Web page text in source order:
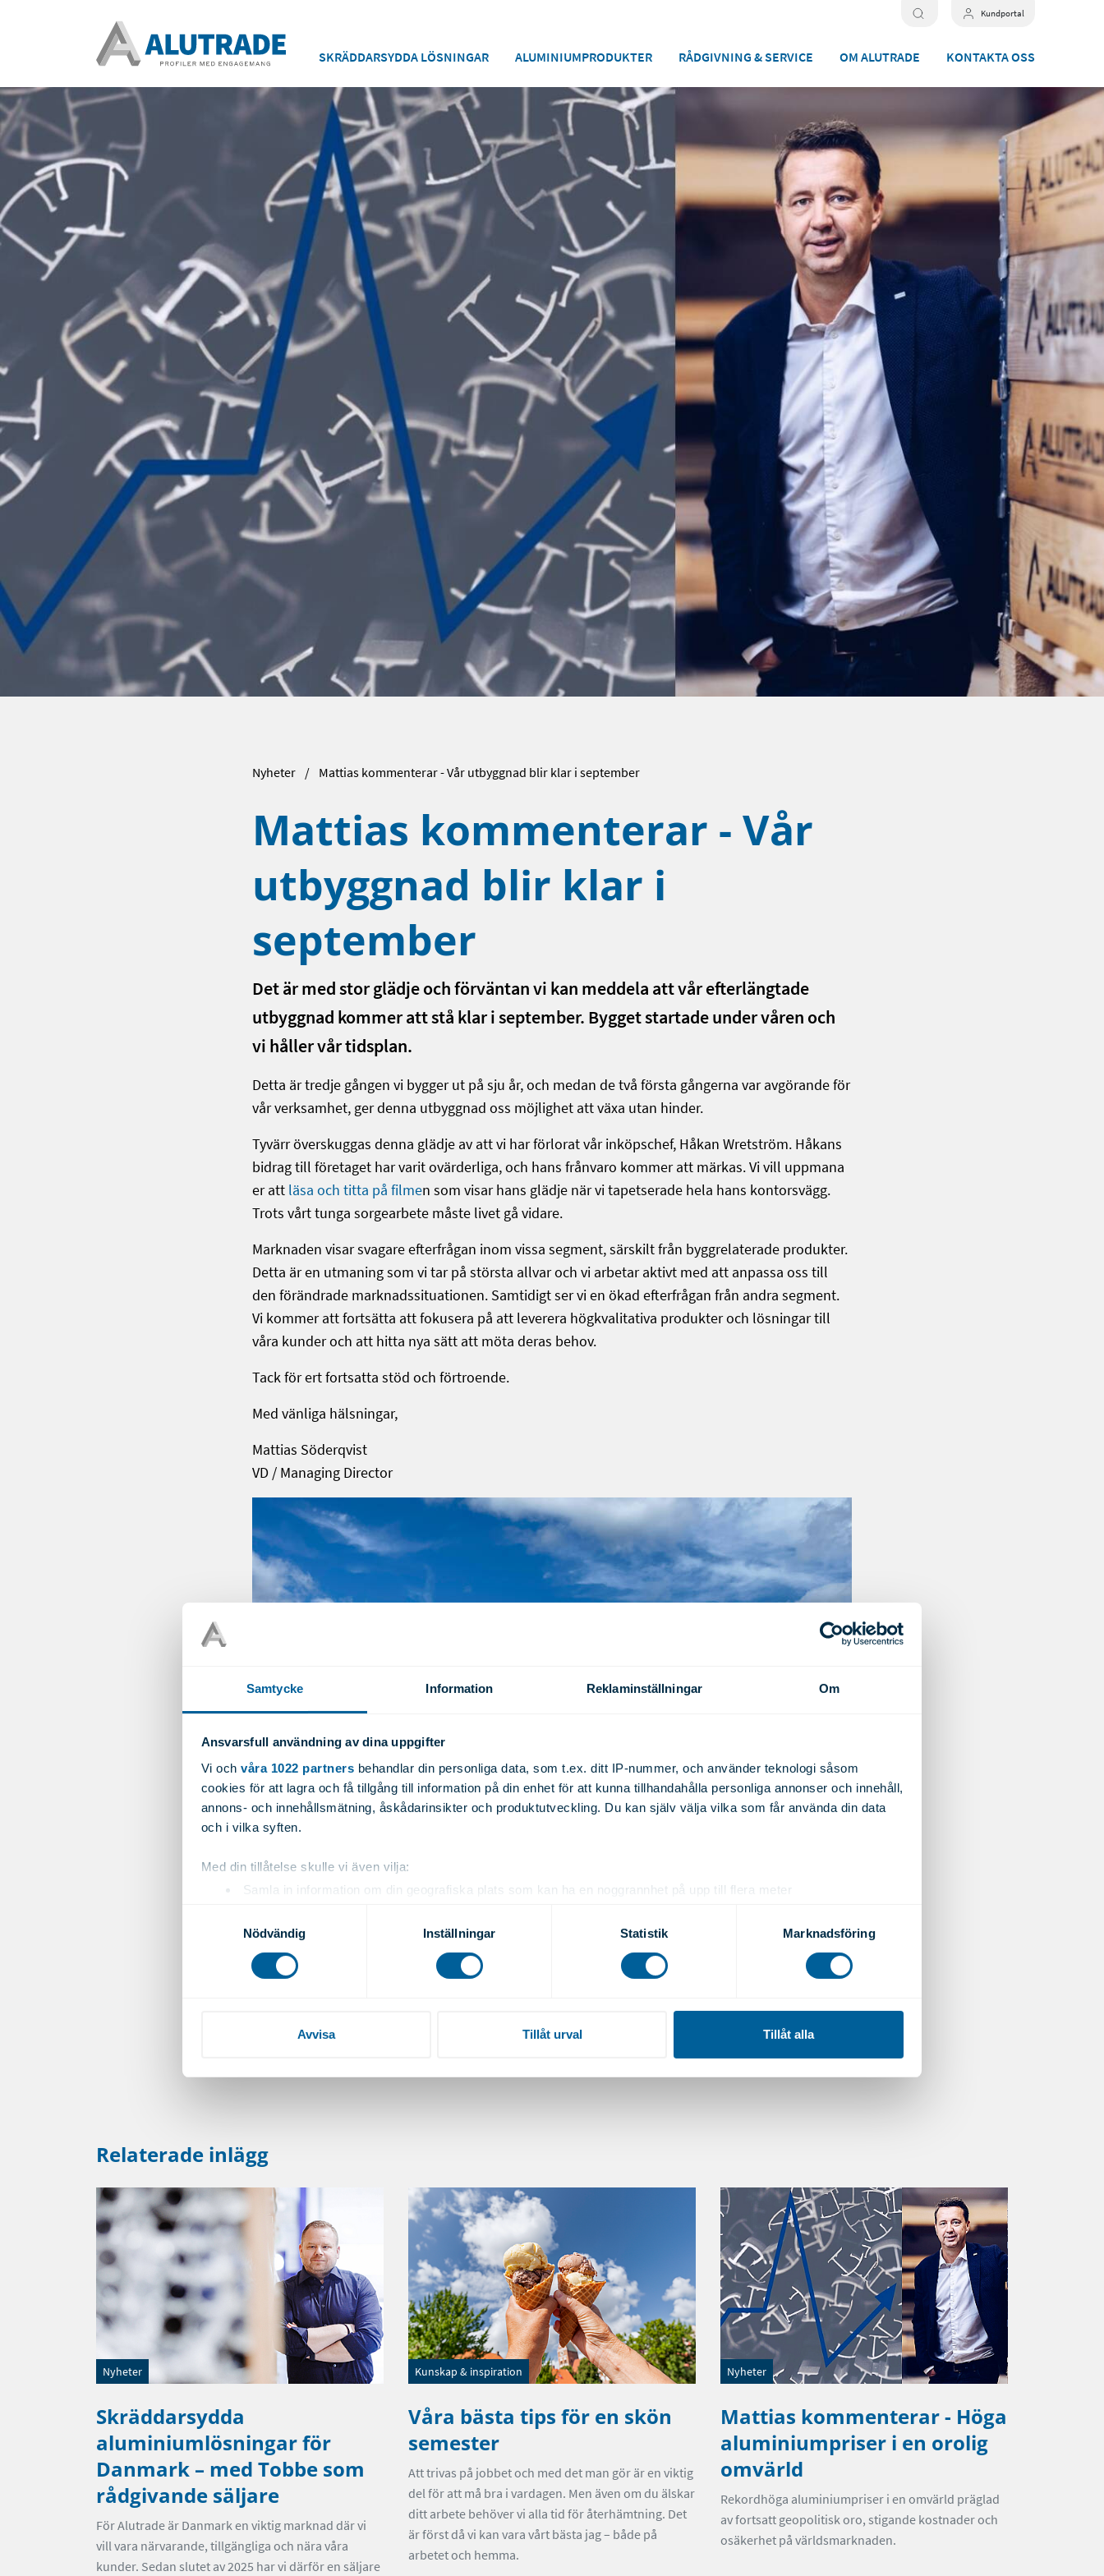
Samtycke Information Reklaminställningar Om
Ansvarsfull användning av dina uppgifter
Vi och våra 1022 partners behandlar din personliga data, som t.ex. ditt IP-nummer, och använder teknologi såsom
cookies för att lagra och få tillgång till information på din enhet för att kunna tillhandahålla personliga annonser och innehåll,
annons- och innehållsmätning, åskådarinsikter och produktutveckling. Du kan själv välja vilka som får använda din data
och i vilka syften.
Med din tillåtelse skulle vi även vilja:
Samla in information om din geografiska plats som kan ha en noggrannhet på upp till flera meter
Ta reda på mer om hur dina personliga uppgifter behandlas och ställ in dina preferenser i
detaljsektionen. Du kan ändra
eller dra tillbaka ditt samtycke när som helst från cookie-förklaringen.
sociala medier och analysera vår trafik. Vi vidarebefordrar även sådana identifierare och annan information från din enhet
till de sociala medier och annons- och analysföretag som vi samarbetar med. Dessa kan i sin tur kombinera informationen
Nödvändig
Inställningar Statistik Marknadsföring
Avvisa Tillåt urval Tillåt alla
Kundportal
SKRÄDDARSYDDA LÖSNINGAR ALUMINIUMPRODUKTER RÅDGIVNING & SERVICE OM ALUTRADE KONTAKTA OSS
Nyheter Mattias kommenterar - Vår utbyggnad blir klar i september
Mattias kommenterar - Vår
utbyggnad blir klar i
september
Det är med stor glädje och förväntan vi kan meddela att vår efterlängtade
utbyggnad kommer att stå klar i september. Bygget startade under våren och
vi håller vår tidsplan.
Detta är tredje gången vi bygger ut på sju år, och medan de två första gångerna var avgörande för
vår verksamhet, ger denna utbyggnad oss möjlighet att växa utan hinder.
Tyvärr överskuggas denna glädje av att vi har förlorat vår inköpschef, Håkan Wretström. Håkans
bidrag till företaget har varit ovärderliga, och hans frånvaro kommer att märkas. Vi vill uppmana
er att läsa och titta på filmen som visar hans glädje när vi tapetserade hela hans kontorsvägg.
Trots vårt tunga sorgearbete måste livet gå vidare.
Marknaden visar svagare efterfrågan inom vissa segment, särskilt från byggrelaterade produkter.
Detta är en utmaning som vi tar på största allvar och vi arbetar aktivt med att anpassa oss till
den förändrade marknadssituationen. Samtidigt ser vi en ökad efterfrågan från andra segment.
Vi kommer att fortsätta att fokusera på att leverera högkvalitativa produkter och lösningar till
våra kunder och att hitta nya sätt att möta deras behov.
Tack för ert fortsatta stöd och förtroende.
Med vänliga hälsningar,
Mattias Söderqvist
VD / Managing Director
Relaterade inlägg
Nyheter
Skräddarsydda
aluminiumlösningar för
Danmark – med Tobbe som
rådgivande säljare
För Alutrade är Danmark en viktig marknad där vi
vill vara närvarande, tillgängliga och nära våra
kunder. Sedan slutet av 2025 har vi därför en säljare
Kunskap & inspiration
Våra bästa tips för en skön
semester
Att trivas på jobbet och med det man gör är en viktig
del för att må bra i vardagen. Men även om du älskar
ditt arbete behöver vi alla tid för återhämtning. Det
är först då vi kan vara vårt bästa jag – både på
arbetet och hemma.
Nyheter
Mattias kommenterar - Höga
aluminiumpriser i en orolig
omvärld
Rekordhöga aluminiumpriser i en omvärld präglad
av fortsatt geopolitisk oro, stigande kostnader och
osäkerhet på världsmarknaden.